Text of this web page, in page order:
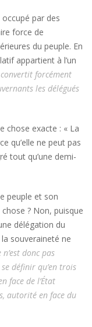
par des
force de
du peuple. En
appartient à l’un
convertit forcément
les délégués
chose exacte : « La
qu’elle ne peut pas
tout qu’une demi-
peuple et son
? Non, puisque
délégation du
souveraineté ne
donc pas
définir qu’en trois
face de l’État
autorité en face du